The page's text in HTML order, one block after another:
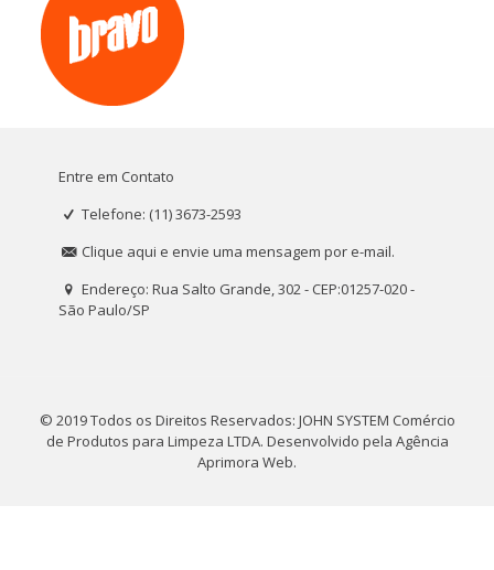
Entre em Contato
Telefone: (11) 3673-2593
Clique aqui e envie uma mensagem por e-mail.
Endereço: Rua Salto Grande, 302 - CEP:01257-020 -
São Paulo/SP
© 2019 Todos os Direitos Reservados: JOHN SYSTEM Comércio
de Produtos para Limpeza LTDA. Desenvolvido pela Agência
Aprimora Web.